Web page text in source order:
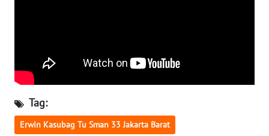
Tag:
Erwin Kasubag Tu Sman 33 Jakarta Barat
SULTENG
WN
SULBAR